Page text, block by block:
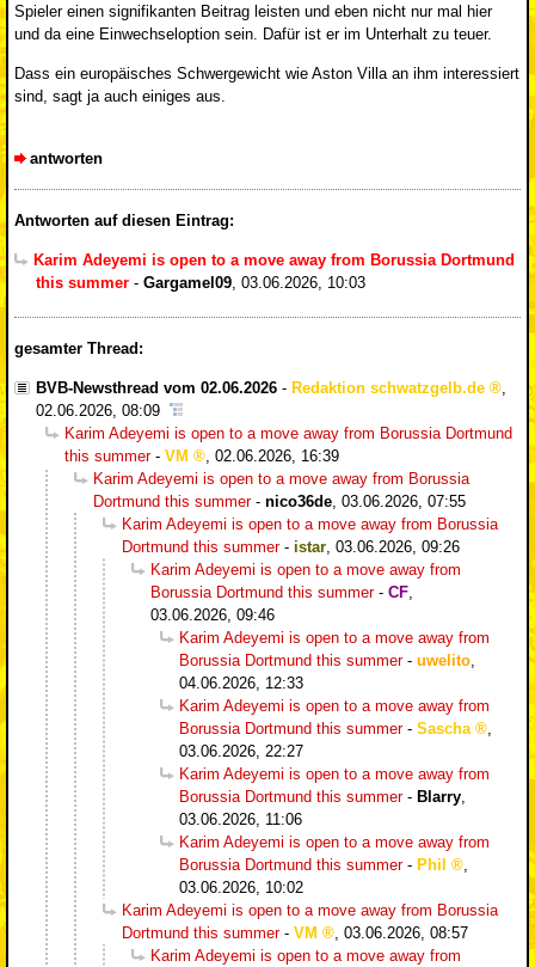
Spieler einen signifikanten Beitrag leisten und eben nicht nur mal hier
und da eine Einwechseloption sein. Dafür ist er im Unterhalt zu teuer.
Dass ein europäisches Schwergewicht wie Aston Villa an ihm interessiert
sind, sagt ja auch einiges aus.
antworten
Antworten auf diesen Eintrag:
Karim Adeyemi is open to a move away from Borussia Dortmund
this summer - Gargamel09 03.06.2026, 10:03
gesamter Thread:
BVB-Newsthread vom 02.06.2026 - Redaktion schwatzgelb.de
,
02.06.2026, 08:09
Karim Adeyemi is open to a move away from Borussia Dortmund
this summer- VM , 02.06.2026, 16:39
Karim Adeyemi is open to a move away from Borussia
Dortmund this summer- nico36de, 03.06.2026, 07:55
Karim Adeyemi is open to a move away from Borussia
Dortmund this summer- istar, 03.06.2026, 09:26
Karim Adeyemi is open to a move away from
Borussia Dortmund this summer- CF,
03.06.2026, 09:46
Karim Adeyemi is open to a move away from
Borussia Dortmund this summer- uwelito,
04.06.2026, 12:33
Karim Adeyemi is open to a move away from
Borussia Dortmund this summer- Sascha
,
03.06.2026, 22:27
Karim Adeyemi is open to a move away from
Borussia Dortmund this summer- Blarry,
03.06.2026, 11:06
Karim Adeyemi is open to a move away from
Borussia Dortmund this summer- Phil
,
03.06.2026, 10:02
Karim Adeyemi is open to a move away from Borussia
Dortmund this summer- VM , 03.06.2026, 08:57
Karim Adeyemi is open to a move away from